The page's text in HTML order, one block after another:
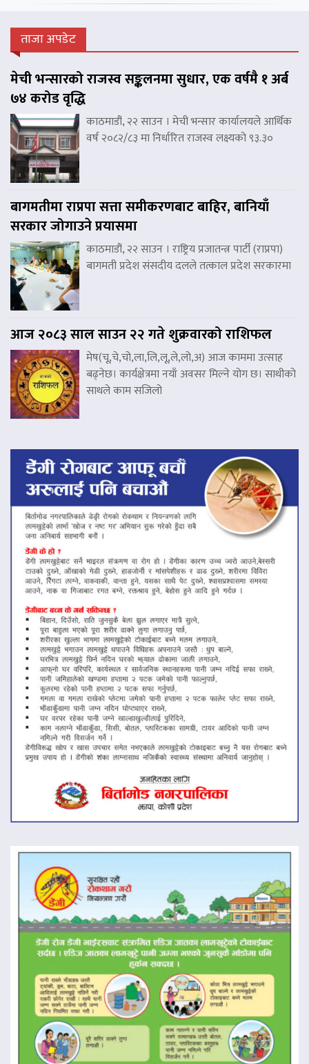
ताजा अपडेट
मेची भन्सारको राजस्व सङ्कलनमा सुधार, एक वर्षमै १ अर्ब
७४ करोड वृद्धि
काठमाडौं, २२ साउन । मेची भन्सार कार्यालयले आर्थिक
वर्ष २०८२/८३ मा निर्धारित राजस्व लक्ष्यको ९३.३०
बागमतीमा राप्रपा सत्ता समीकरणबाट बाहिर, बानियाँ
सरकार जोगाउने प्रयासमा
काठमाडौं, २२ साउन । राष्ट्रिय प्रजातन्त्र पार्टी (राप्रपा)
बागमती प्रदेश संसदीय दलले तत्काल प्रदेश सरकारमा
आज २०८३ साल साउन २२ गते शुक्रवारको राशिफल
मेष(चू,चे,चो,ला,लि,लू,ले,लो,अ) आज काममा उत्साह
बढ्नेछ। कार्यक्षेत्रमा नयाँ अवसर मिल्ने योग छ। साथीको
साथले काम सजिलो